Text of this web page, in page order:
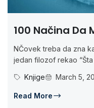
100 Načina Da
NČovek treba da zna
jedan filozof rekao
Knjige
March 5,
Read More